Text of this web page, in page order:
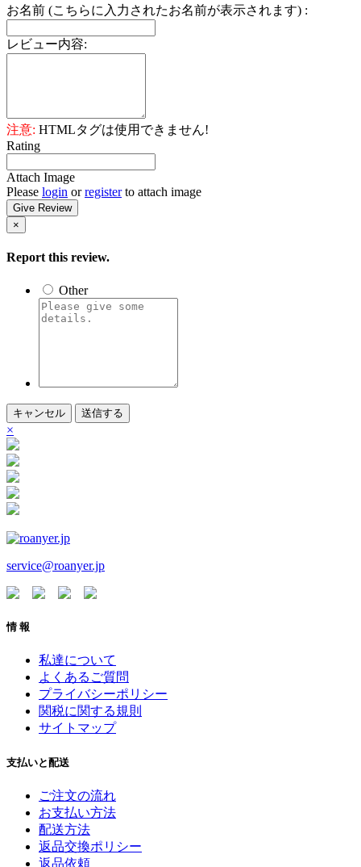
お名前 (こちらに入力されたお名前が表示されます) :
レビュー内容:
注意: HTMLタグは使用できません!
Rating
Attach Image
Please login orregisterto attach image
Give Review
×
Report this review.
Other
キャンセル 送信する
×
service@roanyer.jp
情 報
私達について
よくあるご質問
プライバシーポリシー
関税に関する規則
サイトマップ
支払いと配送
ご注文の流れ
お支払い方法
配送方法
返品交換ポリシー
返品依頼